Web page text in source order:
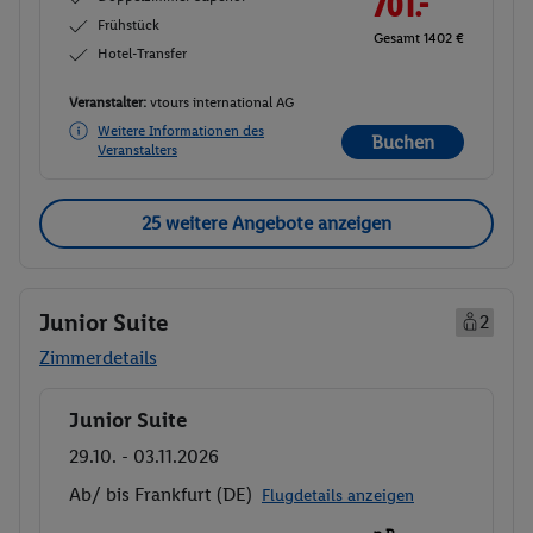
Frühstück
Hotel-Transfer
Gesamt 1402 €
Veranstalter: vtours international AG
Weitere Informationen des
Veranstalters
Buchen
25 weitere Angebote anzeigen
Junior Suite
2
Zimmerdetails
Buchen
Junior Suite
29.10. - 03.11.2026
Ab/ bis Frankfurt (DE) Flugdetails anzeigen